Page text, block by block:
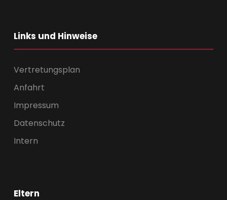
Links und Hinweise
Vertretungsplan
Anfahrt
Impressum
Datenschutz
Intern
Eltern